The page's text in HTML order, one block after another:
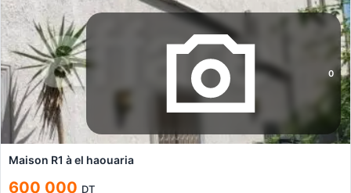
0
Maison R1 à el haouaria
600 000 DT